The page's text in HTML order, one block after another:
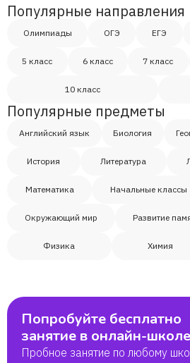
Популярные направления
Олимпиады ОГЭ ЕГЭ
5 класс 6 класс 7 класс
10 класс
Популярные предметы
Английский язык Биология
История Литература
Математика Начальные классы
Окружающий мир Развитие
Физика Химия
Попробуйте бесплатно
занятие в онлайн-
Пробное занятие по любому